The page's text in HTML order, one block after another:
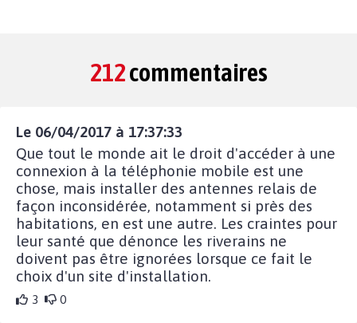
212commentaires
Le 06/04/2017 à 17:37:33
Que tout le monde ait le droit d'accéder à une
connexion à la téléphonie mobile est une
chose, mais installer des antennes relais de
façon inconsidérée, notamment si près des
habitations, en est une autre. Les craintes pour
leur santé que dénonce les riverains ne
doivent pas être ignorées lorsque ce fait le
choix d'un site d'installation.
3 0